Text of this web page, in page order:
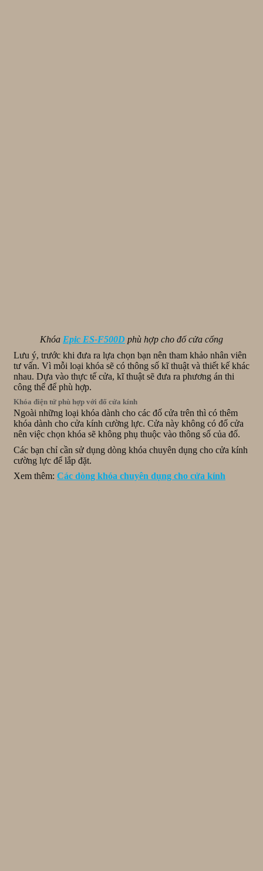
Khóa Epic ES-F500D phù hợp cho đố cửa cổng
Lưu ý, trước khi đưa ra lựa chọn bạn nên tham khảo nhân viên
tư vấn. Vì mỗi loại khóa sẽ có thông số kĩ thuật và thiết kế khác
nhau. Dựa vào thực tế cửa, kĩ thuật sẽ đưa ra phương án thi
công thể để phù hợp.
Khóa điện tử phù hợp với đố cửa kính
Ngoài những loại khóa dành cho các đố cửa trên thì có thêm
khóa dành cho cửa kính cường lực. Cửa này không có đố cửa
nên việc chọn khóa sẽ không phụ thuộc vào thông số của đố.
Các bạn chỉ cần sử dụng dòng khóa chuyên dụng cho cửa kính
cường lực để lắp đặt.
Xem thêm: Các dòng khóa chuyên dụng cho cửa kính